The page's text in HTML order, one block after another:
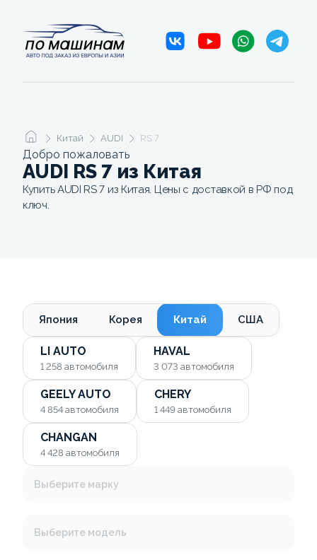
Китай AUDI RS 7
Добро пожаловать
AUDI RS 7 из Китая
Купить AUDI RS 7 из Китая. Цены с доставкой в РФ под
ключ.
Япония Корея Китай США
LI AUTO
1 258 автомобиля
HAVAL
3 073 автомобиля
GEELY AUTO
4 854 автомобиля
CHERY
1 449 автомобиля
CHANGAN
4 428 автомобиля
Выберите марку
Выберите модель